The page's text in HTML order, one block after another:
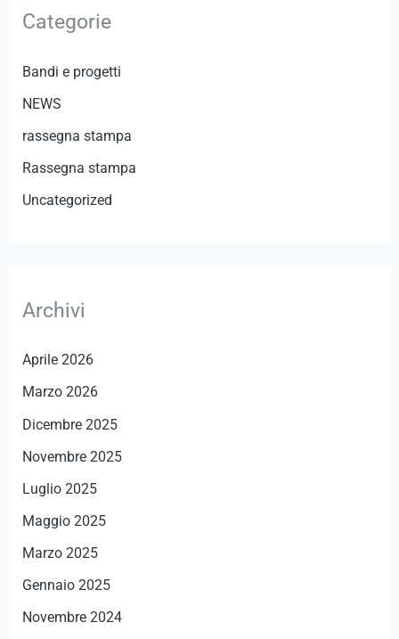
a
Categorie
Bandi e progetti
NEWS
rassegna stampa
Rassegna stampa
Uncategorized
Archivi
Aprile 2026
Marzo 2026
Dicembre 2025
Novembre 2025
Luglio 2025
Maggio 2025
Marzo 2025
Gennaio 2025
Novembre 2024